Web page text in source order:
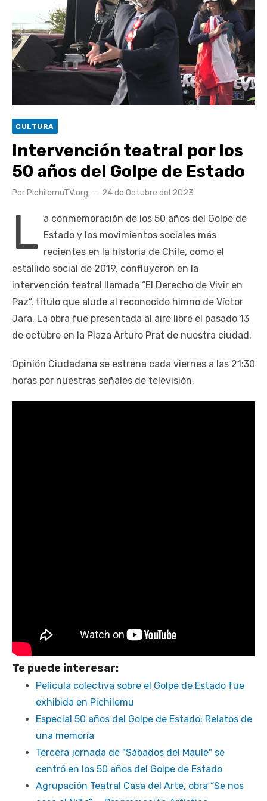
escuela comunitaria
Cóctel de Sábado: Emprendimiento y floricultura con María
Lina Fermandois y Luis Polanco
Seis comunas de O’Higgins inician la construcción
participativa del Plan Local de Restauración del Secano
segunda clasificatoria
Retrospectiva 2026 | Capítulo 03: lessons on flight – Cecilia
Araneda
CULTURA
Intervención teatral por los
50 años del Golpe de Estado
Por PichilemuTV.org
Publicado
24 de Octubre del 2023
L a conmemoración de los 50 años del Golpe de
Estado y los movimientos sociales más
recientes en la historia de Chile, como el
estallido social de 2019, confluyeron en la
intervención teatral llamada “El Derecho de Vivir en
Paz”, título que alude al reconocido himno de Víctor
Jara. La obra fue presentada al aire libre el pasado 13
de octubre en la Plaza Arturo Prat de nuestra ciudad.
Opinión Ciudadana se estrena cada viernes a las 21:30
horas por nuestras señales de televisión.
Te puede interesar:
Película colectiva sobre el Golpe de Estado fue
exhibida en Pichilemu
Especial 50 años del Golpe de Estado: Relatos de
una memoria
Tercera jornada de "Sábados del Maule" se
centró en los 50 años del Golpe de Estado
Agrupación Teatral Casa del Arte, obra “Se nos